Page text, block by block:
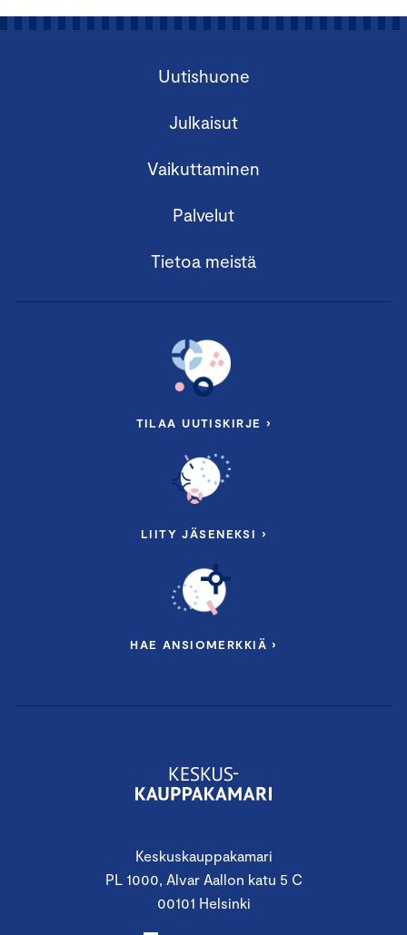
Keskuskauppakamari
PL 1000, Alvar Aallon katu 5 C
00101 Helsinki
Uutishuone
Julkaisut
Vaikuttaminen
Palvelut
Tietoa meistä
TILAA UUTISKIRJE ›
LIITY JÄSENEKSI ›
HAE ANSIOMERKKIÄ ›